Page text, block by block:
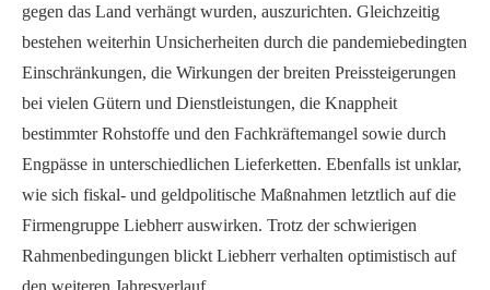
gegen das Land verhängt wurden, auszurichten. Gleichzeitig
bestehen weiterhin Unsicherheiten durch die pandemiebedingten
Einschränkungen, die Wirkungen der breiten Preissteigerungen
bei vielen Gütern und Dienstleistungen, die Knappheit
bestimmter Rohstoffe und den Fachkräftemangel sowie durch
Engpässe in unterschiedlichen Lieferketten. Ebenfalls ist unklar,
wie sich fiskal- und geldpolitische Maßnahmen letztlich auf die
Firmengruppe Liebherr auswirken. Trotz der schwierigen
Rahmenbedingungen blickt Liebherr verhalten optimistisch auf
den weiteren Jahresverlauf.